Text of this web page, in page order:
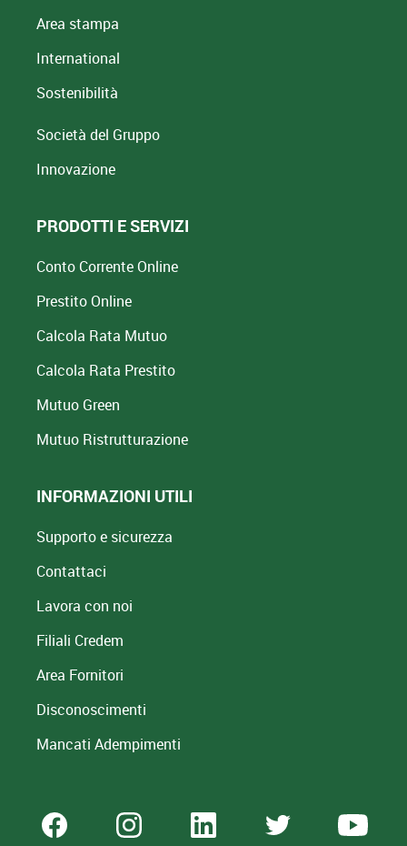
Area stampa
International
Sostenibilità
Società del Gruppo
Innovazione
PRODOTTI E SERVIZI
Conto Corrente Online
Prestito Online
Calcola Rata Mutuo
Calcola Rata Prestito
Mutuo Green
Mutuo Ristrutturazione
INFORMAZIONI UTILI
Supporto e sicurezza
Contattaci
Lavora con noi
Filiali Credem
Area Fornitori
Disconoscimenti
Mancati Adempimenti